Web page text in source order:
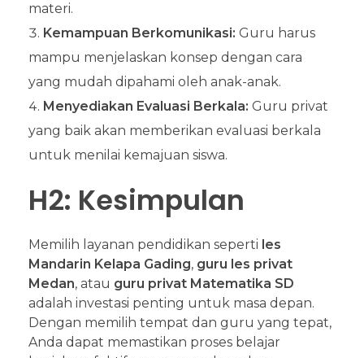
materi.
Kemampuan Berkomunikasi: Guru harus
mampu menjelaskan konsep dengan cara
yang mudah dipahami oleh anak-anak.
Menyediakan Evaluasi Berkala: Guru privat
yang baik akan memberikan evaluasi berkala
untuk menilai kemajuan siswa.
H2: Kesimpulan
Memilih layanan pendidikan seperti les
Mandarin Kelapa Gading, guru les privat
Medan, atau guru privat Matematika SD
adalah investasi penting untuk masa depan.
Dengan memilih tempat dan guru yang tepat,
Anda dapat memastikan proses belajar